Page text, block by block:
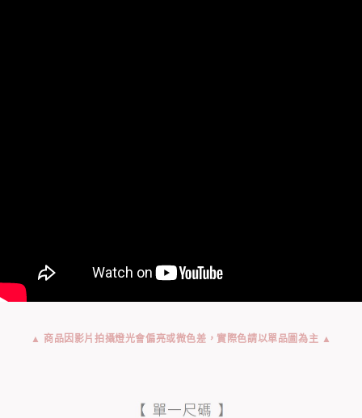
▲ 商品因影片拍攝燈光會偏亮或微色差，實際色請以單品圖為主 ▲